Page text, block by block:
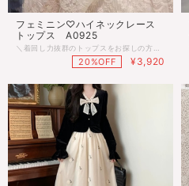
フェミニン♡ハイネックレース
トップス A0925
20%OFF ¥3,920